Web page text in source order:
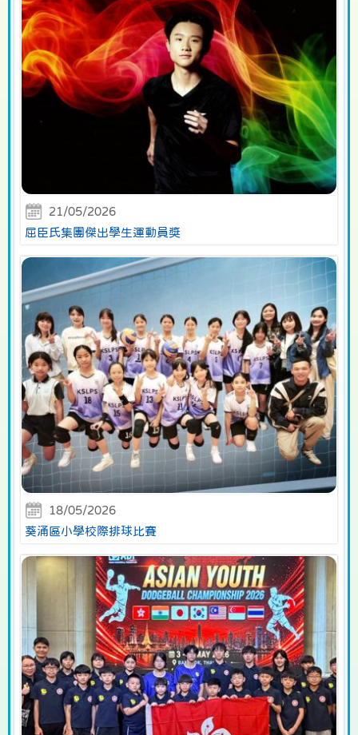
21/05/2026
屈臣氏集團傑出學生運動員獎
18/05/2026
葵涌區小學校際排球比賽